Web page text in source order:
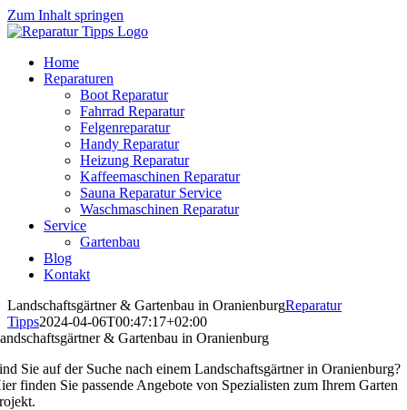
Zum Inhalt springen
Home
Reparaturen
Boot Reparatur
Fahrrad Reparatur
Felgenreparatur
Handy Reparatur
Heizung Reparatur
Kaffeemaschinen Reparatur
Sauna Reparatur Service
Waschmaschinen Reparatur
Service
Gartenbau
Blog
Kontakt
Landschaftsgärtner & Gartenbau in OranienburgReparatur
Tipps2024-04-06T00:47:17+02:00
& Gartenbau in Oranienburg
Sie auf der Suche nach einem Landschaftsgärtner in Oranienburg?
finden Sie passende Angebote von Spezialisten zum Ihrem Garten